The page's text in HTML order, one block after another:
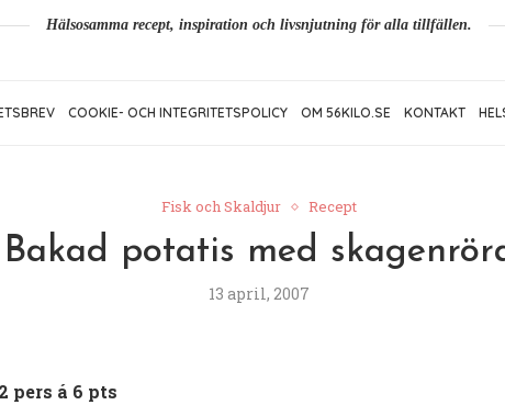
Hälsosamma recept, inspiration och livsnjutning för alla tillfällen.
COOKIE- OCH INTEGRITETSPOLICY OM 56KILO.SE KONTAKT
Fisk och Skaldjur Recept
Bakad potatis med
13 april, 2007
pers á 6 pts